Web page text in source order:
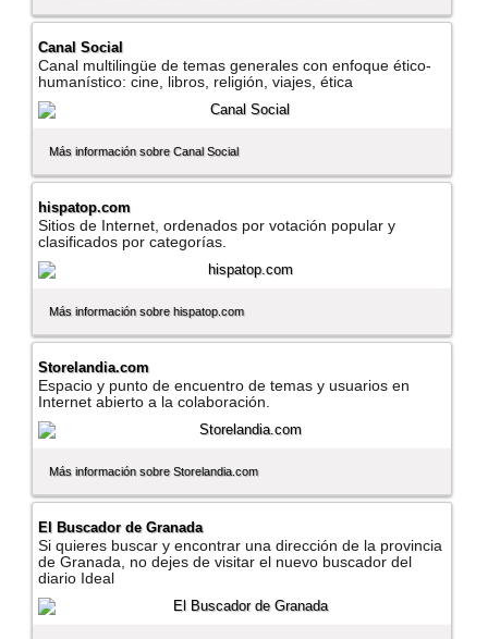
Canal Social
Canal multilingüe de temas generales con enfoque ético-
humaní­stico: cine, libros, religión, viajes, ética
Más información sobre Canal Social
hispatop.com
Sitios de Internet, ordenados por votación popular y
clasificados por categorí­as.
Más información sobre hispatop.com
Storelandia.com
Espacio y punto de encuentro de temas y usuarios en
Internet abierto a la colaboración.
Más información sobre Storelandia.com
El Buscador de Granada
Si quieres buscar y encontrar una dirección de la provincia
de Granada, no dejes de visitar el nuevo buscador del
diario Ideal